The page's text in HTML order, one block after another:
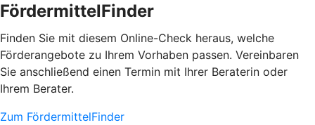
FördermittelFinder
Finden Sie mit diesem Online-Check heraus, welche
Förderangebote zu Ihrem Vorhaben passen. Vereinbaren
Sie anschließend einen Termin mit Ihrer Beraterin oder
Ihrem Berater.
Zum FördermittelFinder